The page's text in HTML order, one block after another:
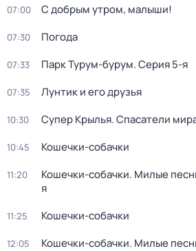
07:00 С добрым утром, малыши!
07:30 Погода
07:33 Парк Турум-бурум. Серия 5-я
07:35 Лунтик и его друзья
10:30 Супер Крылья. Спасатели
10:45 Кошечки-собачки
11:20 Кошечки-собачки. Милые
я
11:25 Кошечки-собачки
12:05 Кошечки-собачки. Милые